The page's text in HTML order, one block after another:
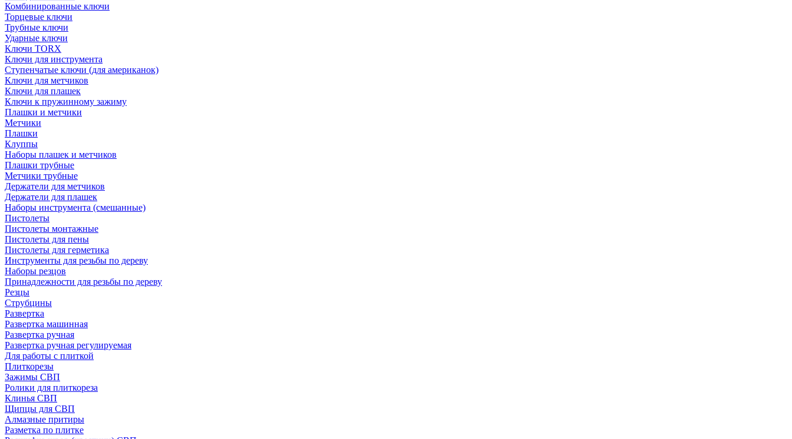
Комбинированные ключи
Торцевые ключи
Трубные ключи
Ударные ключи
Ключи TORX
Ключи для инструмента
Ступенчатые ключи (для американок)
Ключи для метчиков
Ключи для плашек
Ключи к пружинному зажиму
Плашки и метчики
Метчики
Плашки
Клуппы
Наборы плашек и метчиков
Плашки трубные
Метчики трубные
Держатели для метчиков
Держатели для плашек
Наборы инструмента (смешанные)
Пистолеты
Пистолеты монтажные
Пистолеты для пены
Пистолеты для герметика
Инструменты для резьбы по дереву
Наборы резцов
Принадлежности для резьбы по дереву
Резцы
Струбцины
Развертка
Развертка машинная
Развертка ручная
Развертка ручная регулируемая
Для работы с плиткой
Плиткорезы
Зажимы СВП
Ролики для плиткореза
Клинья СВП
Щипцы для СВП
Алмазные притиры
Разметка по плитке